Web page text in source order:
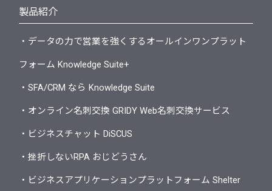
製品紹介
・データの力で営業を強くするオールインワンプラット
フォーム Knowledge Suite+
・SFA/CRM なら Knowledge Suite
・オンライン名刺交換 GRIDY Web名刺交換サービス
・ビジネスチャット DiSCUS
・挫折しないRPA おじどうさん
・ビジネスアプリケーションプラットフォーム Shelter